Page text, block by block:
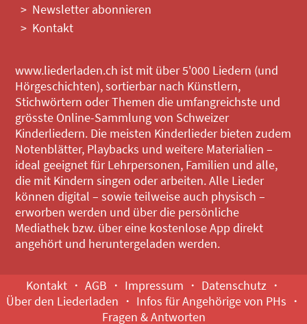
Newsletter abonnieren
Kontakt
www.liederladen.ch ist mit über 5'000 Liedern (und
Hörgeschichten), sortierbar nach Künstlern,
Stichwörtern oder Themen die umfangreichste und
grösste Online-Sammlung von Schweizer
Kinderliedern. Die meisten Kinderlieder bieten zudem
Notenblätter, Playbacks und weitere Materialien –
ideal geeignet für Lehrpersonen, Familien und alle,
die mit Kindern singen oder arbeiten. Alle Lieder
können digital – sowie teilweise auch physisch –
erworben werden und über die persönliche
Mediathek bzw. über eine kostenlose App direkt
angehört und heruntergeladen werden.
Kontakt AGB Impressum
Datenschutz
Über den Liederladen
Infos für Angehörige von PHs
Fragen & Antworten